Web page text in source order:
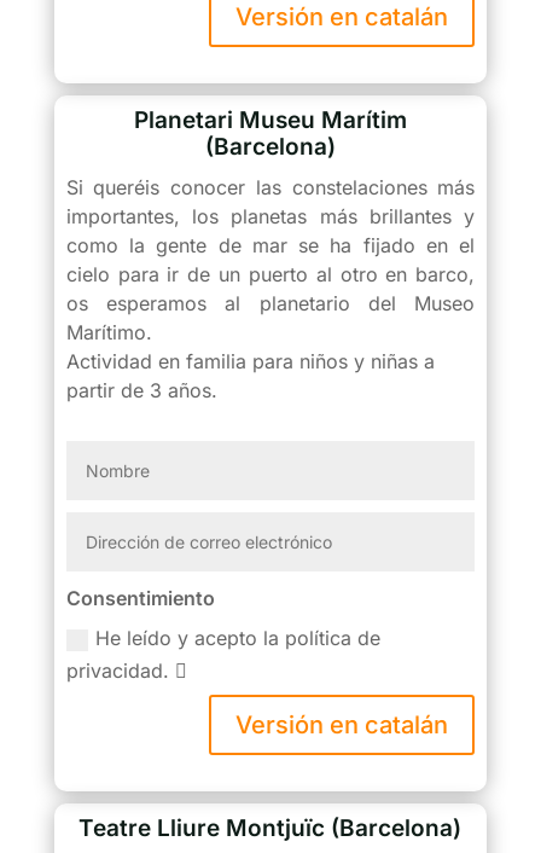
Versión en catalán
Planetari Museu Marítim
(Barcelona)
Si queréis conocer las constelaciones más
importantes, los planetas más brillantes y
como la gente de mar se ha fijado en el
cielo para ir de un puerto al otro en barco,
os esperamos al planetario del Museo
Marítimo.
Actividad en familia para niños y niñas a
partir de 3 años.
Consentimiento
He leído y acepto la política de
privacidad.
Versión en catalán
Teatre Lliure Montjuïc (Barcelona)